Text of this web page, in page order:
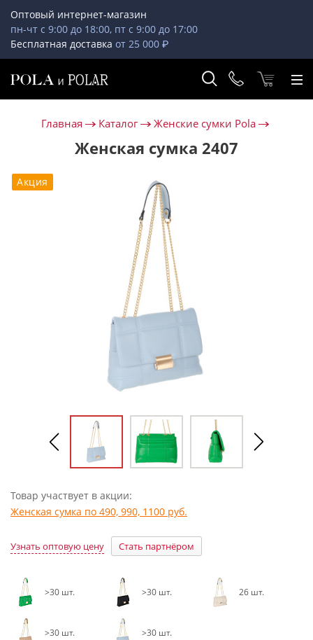
Оптовый интернет-магазин
пн-чт с 9:00 до 18:00, пт с 9:00 до 17:00
Бесплатная доставка от 25 000 ₽
Главная Каталог Женские сумки Pola
Женская сумка 2407
Акция
Товар участвует в акции:
Женская сумка по 490, 990, 1100 руб.
Узнать оптовую цену Стать партнёром
>30 шт. >30 шт. 26 шт.
>30 шт. >30 шт.